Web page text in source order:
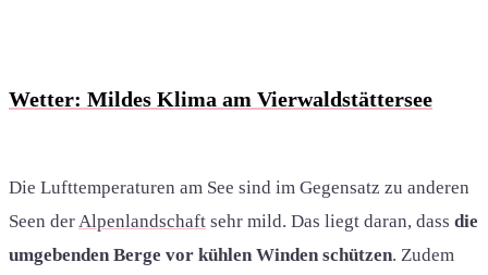
Wetter: Mildes Klima am Vierwaldstättersee
Die Lufttemperaturen am See sind im Gegensatz zu anderen
Seen derAlpenlandschaft sehr mild. Das liegt daran, dass die
umgebenden Berge vor kühlen Winden schützen. Zudem